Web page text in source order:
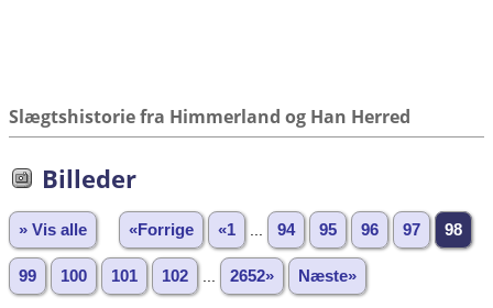
Slægtshistorie fra Himmerland og Han Herred
Billeder
» Vis alle «Forrige «1 94 95 96 97 98
99 100 101 102 2652» Næste»